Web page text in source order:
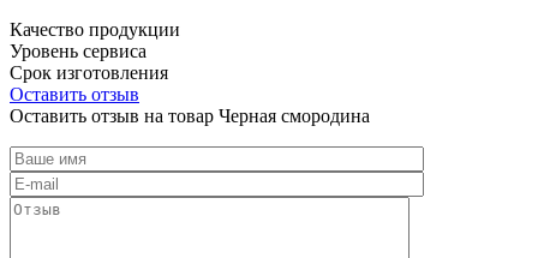
Качество продукции
Уровень сервиса
Срок изготовления
Оставить отзыв
Оставить отзыв на товар Черная смородина